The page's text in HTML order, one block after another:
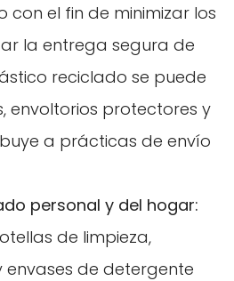
con el fin de minimizar los
la entrega segura de
reciclado se puede
envoltorios protectores y
a prácticas de envío
personal y del hogar:
de limpieza,
de detergente